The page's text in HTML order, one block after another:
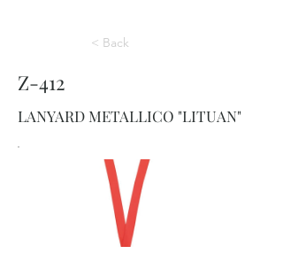
< Back
Z-412
LANYARD METALLICO "LITUAN"